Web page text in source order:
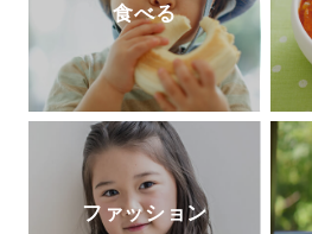
食べる
ファッション